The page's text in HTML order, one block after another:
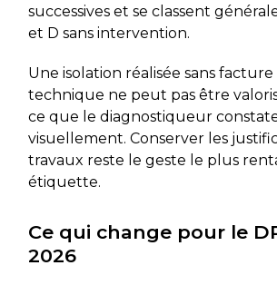
successives et se classent
et D sans intervention.
Une isolation réalisée sans
technique ne peut pas être
ce que le diagnostiqueur
visuellement. Conserver les
travaux reste le geste le plus
étiquette.
Ce qui change pour le
2026